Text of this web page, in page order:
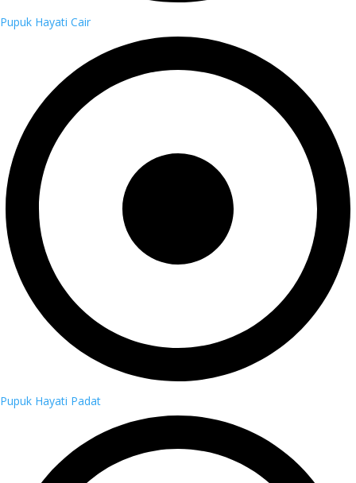
Pupuk Hayati Cair
Pupuk Hayati Padat